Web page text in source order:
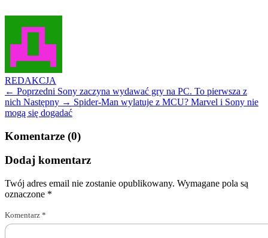
REDAKCJA
← Poprzedni Sony zaczyna wydawać gry na PC. To pierwsza z
nich Następny → Spider-Man wylatuje z MCU? Marvel i Sony nie
mogą się dogadać
Komentarze (0)
Dodaj komentarz
Twój adres email nie zostanie opublikowany. Wymagane pola są
oznaczone *
Komentarz *